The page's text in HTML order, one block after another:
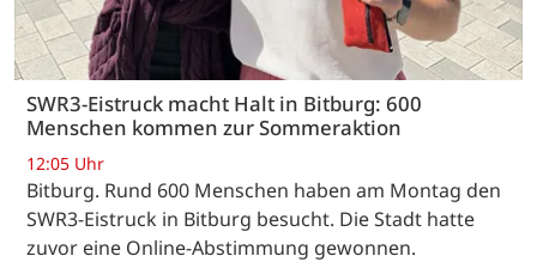
SWR3-Eistruck macht Halt in Bitburg: 600
Menschen kommen zur Sommeraktion
12:05 Uhr
Bitburg. Rund 600 Menschen haben am Montag den
SWR3-Eistruck in Bitburg besucht. Die Stadt hatte
zuvor eine Online-Abstimmung gewonnen.